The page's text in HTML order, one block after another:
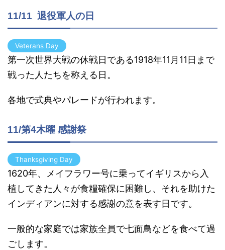
11/11 退役軍人の日
Veterans Day
第一次世界大戦の休戦日である1918年11月11日まで
戦った人たちを称える日。
各地で式典やパレードが行われます。
11/第4木曜 感謝祭
Thanksgiving Day
1620年、メイフラワー号に乗ってイギリスから入
植してきた人々が食糧確保に困難し、それを助けた
インディアンに対する感謝の意を表す日です。
一般的な家庭では家族全員で七面鳥などを食べて過
ごします。